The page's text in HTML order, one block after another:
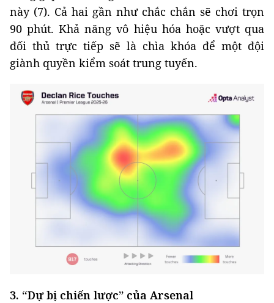
này (7). Cả hai gần như chắc chắn sẽ chơi trọn
90 phút. Khả năng vô hiệu hóa hoặc vượt qua
đối thủ trực tiếp sẽ là chìa khóa để một đội
giành quyền kiểm soát trung tuyến.
3. “Dự bị chiến lược” của Arsenal